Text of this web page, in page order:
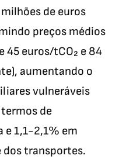
de euros
preços médios
45 euros/tCO₂ e 84
aumentando o
vulneráveis
de
e 1,1-2,1% em
transportes.